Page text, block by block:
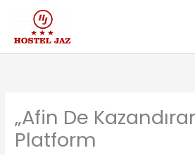
content
„Afin De
Platform